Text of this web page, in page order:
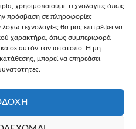
χρησιμοποιούμε τεχνολογίες όπως
πρόσβαση σε πληροφορίες
τεχνολογίες θα μας επιτρέψει να
χαρακτήρα, όπως συμπεριφορά
σε αυτόν τον ιστότοπο. Η μη
μπορεί να επηρεάσει